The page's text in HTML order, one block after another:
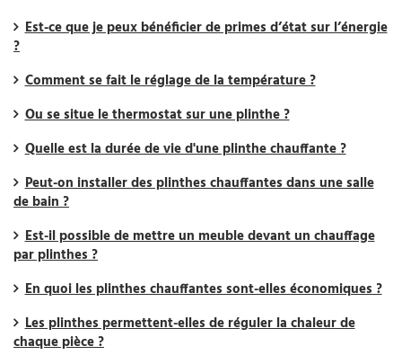
Est-ce que je peux bénéficier de primes d’état sur l’énergie
?
Comment se fait le réglage de la température ?
Ou se situe le thermostat sur une plinthe ?
Quelle est la durée de vie d'une plinthe chauffante ?
Peut-on installer des plinthes chauffantes dans une salle
de bain ?
Est-il possible de mettre un meuble devant un chauffage
par plinthes ?
En quoi les plinthes chauffantes sont-elles économiques ?
Les plinthes permettent-elles de réguler la chaleur de
chaque pièce ?